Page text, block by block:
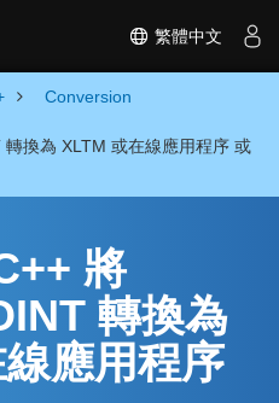
繁體中文
Conversion
換為 XLTM 或在線應用程序 或
將
轉換為
應用程序